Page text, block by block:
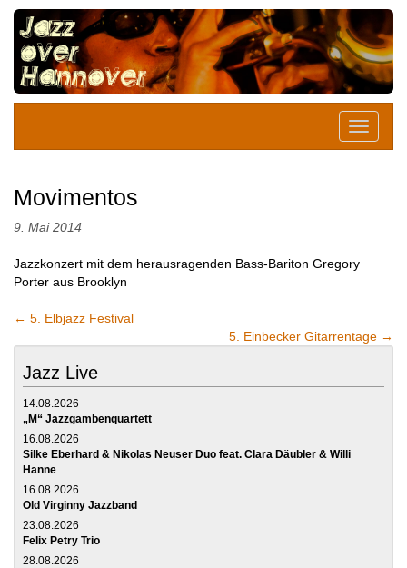
Movimentos
9. Mai 2014
Jazzkonzert mit dem herausragenden Bass-Bariton Gregory
Porter aus Brooklyn
← 5. Elbjazz Festival
5. Einbecker Gitarrentage →
Jazz Live
14.08.2026
„M“ Jazzgambenquartett
16.08.2026
Silke Eberhard & Nikolas Neuser Duo feat. Clara Däubler & Willi
Hanne
16.08.2026
Old Virginny Jazzband
23.08.2026
Felix Petry Trio
28.08.2026